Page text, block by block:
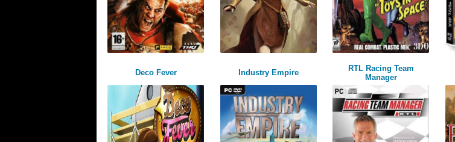
Deco Fever Industry Empire
RTL Racing Team
Manager